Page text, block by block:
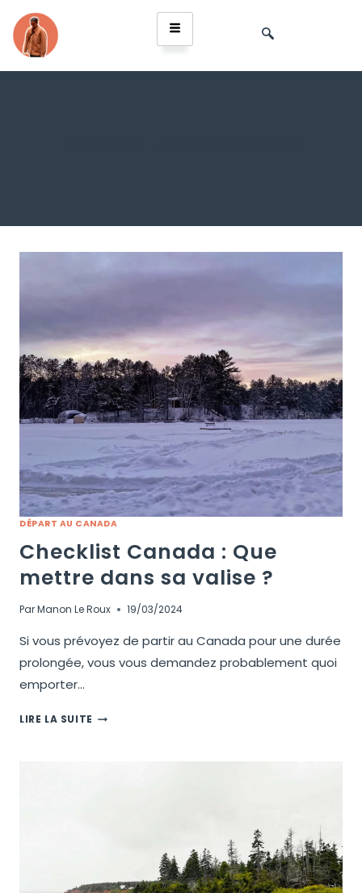
DÉPART AU CANADA
Checklist Canada : Que
mettre dans sa valise ?
ParManon Le Roux 19/03/2024
Si vous prévoyez de partir au Canada pour une durée
prolongée, vous vous demandez probablement quoi
emporter…
LIRE LA SUITE